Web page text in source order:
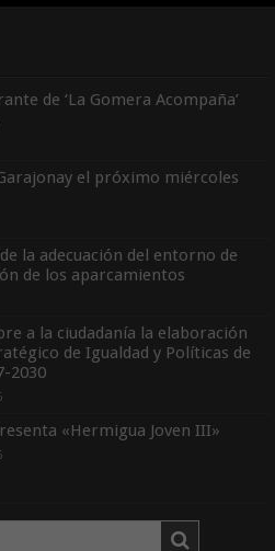
de ‘La Gomera Acompaña’
el próximo miércoles
la adecuación del entorno de
de los aparcamientos
a la ciudadanía la elaboración
de Igualdad y Políticas de
2030
«Hermigua Joven III»